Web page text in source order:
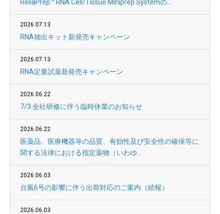
ReliaPrep™ RNA Cell/Tissue Miniprep Systemの...
2026.07.13
RNA抽出キット新発売キャンペーン
2026.07.13
RNA定量試薬新発売キャンペーン
2026.06.22
7/3 全社研修に伴う臨時休業のお知らせ
2026.06.22
医薬品、医療機器等の品質、有効性及び安全性の確保等に
関する法律における指定薬物（いわゆ...
2026.06.03
台風6号の影響に伴う出荷対応のご案内（続報）
2026.06.03